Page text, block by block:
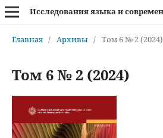
Главная / Архивы / Том 6 № 2 (2024)
Том 6 № 2 (2024)